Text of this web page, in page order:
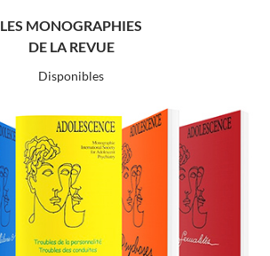
LES MONOGRAPHIES
DE LA REVUE
Disponibles